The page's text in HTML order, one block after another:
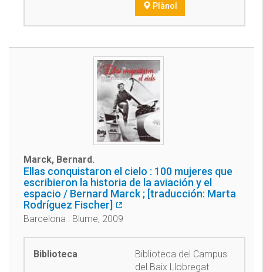
Plànol
Marck, Bernard.
Ellas conquistaron el cielo : 100 mujeres que
escribieron la historia de la aviación y el
espacio / Bernard Marck ; [traducción: Marta
Rodríguez Fischer]
Barcelona : Blume, 2009
Biblioteca del Campus
del Baix Llobregat